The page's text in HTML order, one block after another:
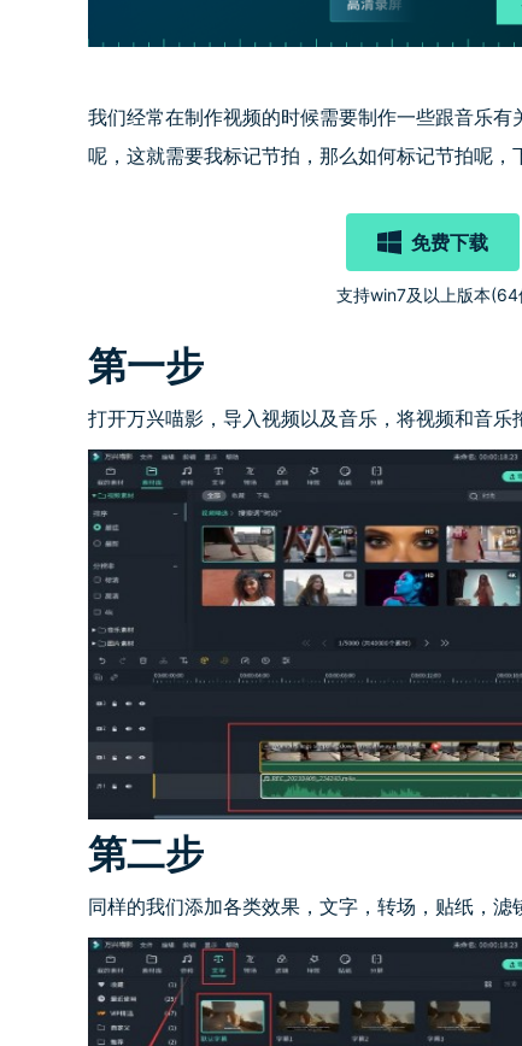
我们经常在制作视频的时候需要制作一些跟音乐
呢，这就需要我标记节拍，那么如何标记节拍呢，
免费下载
支持win7及以上版本(64
第一步
打开万兴喵影，导入视频以及音乐，将视频和音乐
第二步
同样的我们添加各类效果，文字，转场，贴纸，滤